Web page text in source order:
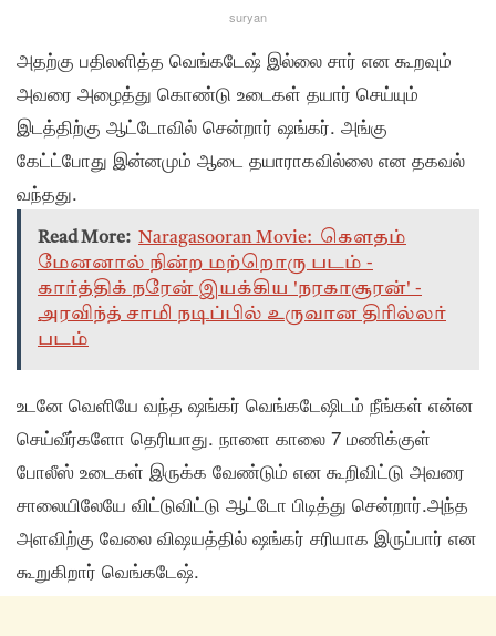
suryan
அதற்கு பதிலளித்த வெங்கடேஷ் இல்லை சார் என கூறவும்
அவரை அழைத்து கொண்டு உடைகள் தயார் செய்யும்
இடத்திற்கு ஆட்டோவில் சென்றார் ஷங்கர். அங்கு
கேட்ட்போது இன்னமும் ஆடை தயாராகவில்லை என தகவல்
வந்தது.
Read More: Naragasooran Movie: கௌதம்
மேனனால் நின்ற மற்றொரு படம் -
கார்த்திக் நரேன் இயக்கிய 'நரகாசூரன்' -
அரவிந்த் சாமி நடிப்பில் உருவான திரில்லர்
படம்
உடனே வெளியே வந்த ஷங்கர் வெங்கடேஷிடம் நீங்கள் என்ன
செய்வீர்களோ தெரியாது. நாளை காலை 7 மணிக்குள்
போலீஸ் உடைகள் இருக்க வேண்டும் என கூறிவிட்டு அவரை
சாலையிலேயே விட்டுவிட்டு ஆட்டோ பிடித்து சென்றார்.அந்த
அளவிற்கு வேலை விஷயத்தில் ஷங்கர் சரியாக இருப்பார் என
கூறுகிறார் வெங்கடேஷ்.